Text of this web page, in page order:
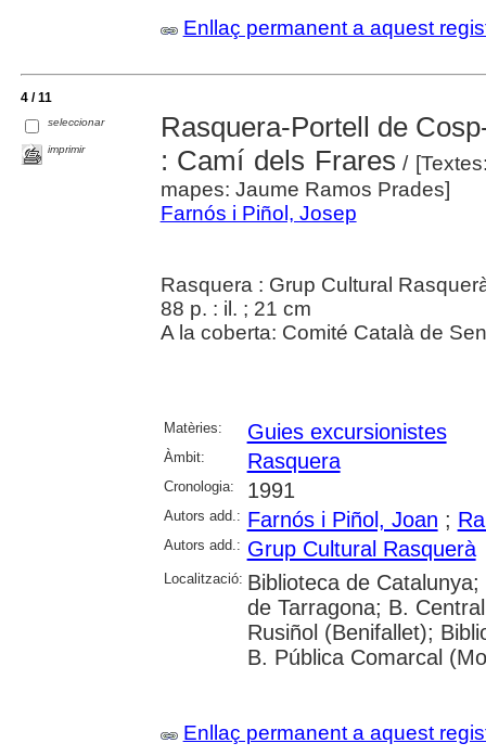
Enllaç permanent a aquest
4 / 11
seleccionar
imprimir
Rasquera-Portell de
: Camí dels Frares /
mapes: Jaume Ramos Prades]
Farnós i Piñol, Josep
Rasquera : Grup Cultural
88 p. : il. ; 21 cm
A la coberta: Comité Català de
Matèries: Guies excursionistes
Àmbit: Rasquera
Cronologia: 1991
Autors add.: Farnós i Piñol, Joan ;
Autors add.: Grup Cultural Rasquerà
Localització: Biblioteca de
de Tarragona; B.
Rusiñol (Benifallet);
B. Pública Comarcal
Enllaç permanent a aquest